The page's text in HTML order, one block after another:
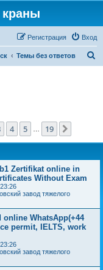
Вход
Регистрация
Темы без ответов
из 19
4 5 19
b1 Zertifikat online in
Without Exam
завод тяжелого
online WhatsApp(+44
permit, IELTS, work
завод тяжелого